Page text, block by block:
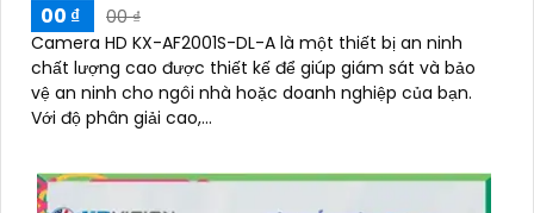
00 ₫
00 ₫
Camera HD KX-AF2001S-DL-A là một thiết bị an ninh
chất lượng cao được thiết kế để giúp giám sát và bảo
vệ an ninh cho ngôi nhà hoặc doanh nghiệp của bạn.
Với độ phân giải cao,...